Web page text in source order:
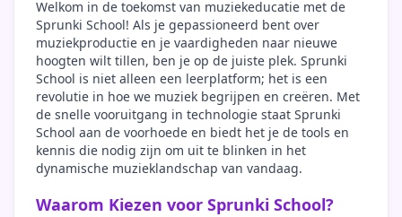
Welkom in de toekomst van muziekeducatie met de
Sprunki School! Als je gepassioneerd bent over
muziekproductie en je vaardigheden naar nieuwe
hoogten wilt tillen, ben je op de juiste plek. Sprunki
School is niet alleen een leerplatform; het is een
revolutie in hoe we muziek begrijpen en creëren. Met
de snelle vooruitgang in technologie staat Sprunki
School aan de voorhoede en biedt het je de tools en
kennis die nodig zijn om uit te blinken in het
dynamische muzieklandschap van vandaag.
Waarom Kiezen voor Sprunki School?